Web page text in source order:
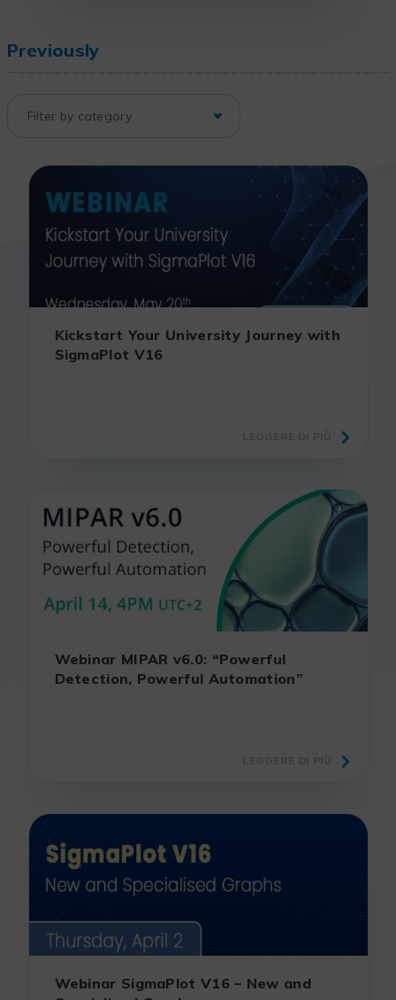
Previously
Kickstart Your University Journey with
SigmaPlot V16
Webinar MIPAR v6.0: “Powerful
Detection, Powerful Automation”
Webinar SigmaPlot V16 – New and